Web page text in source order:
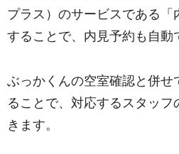
プラス）のサービスである「
することで、内見予約も自動
ぶっかくんの空室確認と併せ
ることで、対応するスタッ
きます。